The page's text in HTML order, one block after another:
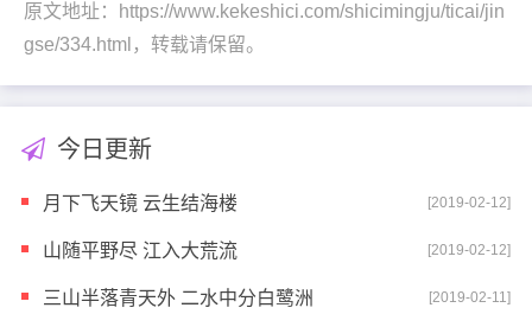
原文地址：https://www.kekeshici.com/shicimingju/ticai/jin
gse/334.html，转载请保留。
今日更新
月下飞天镜 云生结海楼 [2019-02-12]
山随平野尽 江入大荒流 [2019-02-12]
三山半落青天外 二水中分白鹭洲 [2019-02-11]